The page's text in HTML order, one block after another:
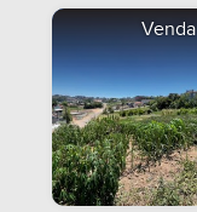
Venda